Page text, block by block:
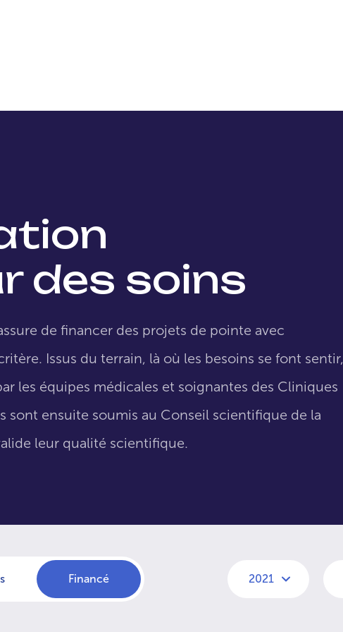
des soins
de financer des projets de pointe avec
Issus du terrain, là où les besoins se font sentir,
les équipes médicales et soignantes des Cliniques
sont ensuite soumis au Conseil scientifique de la
leur qualité scientifique.
Financé 2021